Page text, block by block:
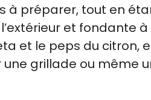
à préparer, tout en
et fondante
et le peps du citron,
grillade ou même